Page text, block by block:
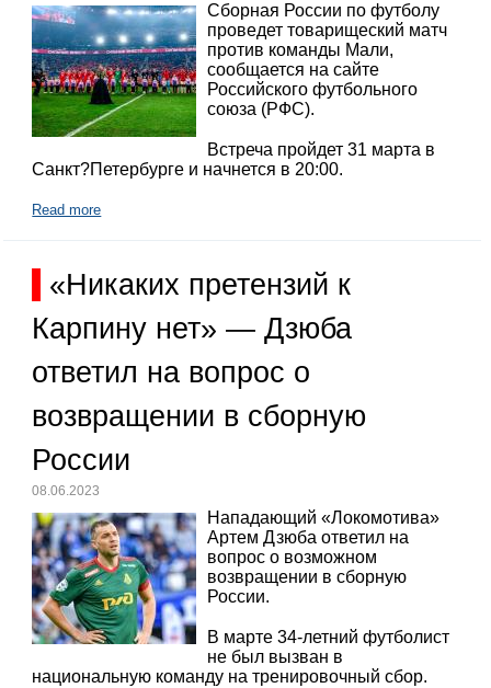
Сборная России по футболу
проведет товарищеский матч
против команды Мали,
сообщается на сайте
Российского футбольного
союза (РФС).
Встреча пройдет 31 марта в
Санкт?Петербурге и начнется в 20:00.
Read more
«Никаких претензий к
Карпину нет» — Дзюба
ответил на вопрос о
возвращении в сборную
России
08.06.2023
Нападающий «Локомотива»
Артем Дзюба ответил на
вопрос о возможном
возвращении в сборную
России.
В марте 34-летний футболист
не был вызван в
национальную команду на тренировочный сбор.